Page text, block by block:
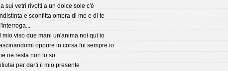
sui vetri rivolti a un dolce sole c'è
e sconfitta ombra di me e di te
mio viso due mani un'anima noi qui io
oppure in corsa fui sempre io
ne resta non lo so.
per darti il mio presente